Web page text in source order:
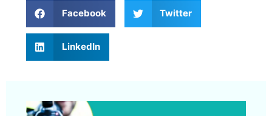
Facebook Twitter
LinkedIn